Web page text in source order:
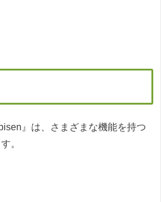
』は、さまざまな機能を持つ
。